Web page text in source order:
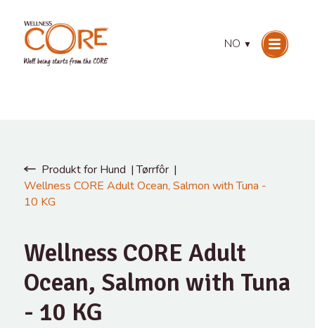
NO ▼
Produkt for Hund
Tørrfôr
Wellness CORE Adult Ocean, Salmon with Tuna -
10 KG
Wellness CORE Adult
Ocean, Salmon with Tuna
- 10 KG